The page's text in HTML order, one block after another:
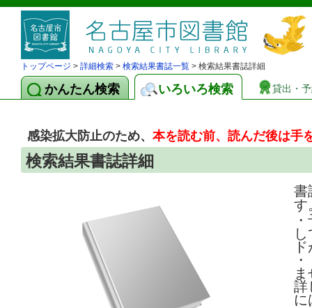
トップページ > 詳細検索 > 検索結果書誌一覧 > 検索結果書誌詳細
かんたん検索 いろいろ検索 貸出・
感染拡大防止のため、本を読む前、読んだ後は手
検索結果書誌詳細
書
す
詳
に